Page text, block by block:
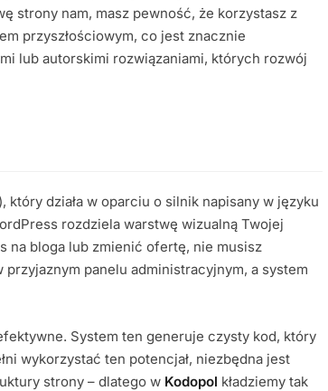
strony nam, masz pewność, że korzystasz z
przyszłościowym, co jest znacznie
lub autorskimi rozwiązaniami, których rozwój
działa w oparciu o silnik napisany w języku
rozdziela warstwę wizualną Twojej
na bloga lub zmienić ofertę, nie musisz
panelu administracyjnym, a system
System ten generuje czysty kod, który
wykorzystać ten potencjał, niezbędna jest
strony – dlatego w Kodopol kładziemy tak